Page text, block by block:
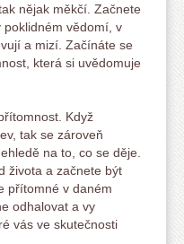
nějak měkčí. Začnete
vědomí, v
a mizí. Začínáte se
která si uvědomuje
Když
tak se zároveň
na to, co se děje.
života a začnete být
přítomné v daném
odhalovat a vy
vás ve skutečnosti